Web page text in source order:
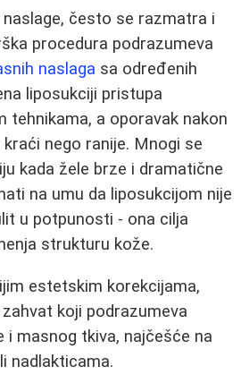
često se razmatra i
procedura podrazumeva
naslaga sa određenih
liposukciji pristupa
tehnikama, a oporavak nakon
nego ranije. Mnogi se
kada žele brze i dramatične
na umu da liposukcijom nije
u potpunosti - ona cilja
strukturu kože.
estetskim korekcijama,
zahvat koji podrazumeva
i masnog tkiva, najčešće na
nadlakticama.